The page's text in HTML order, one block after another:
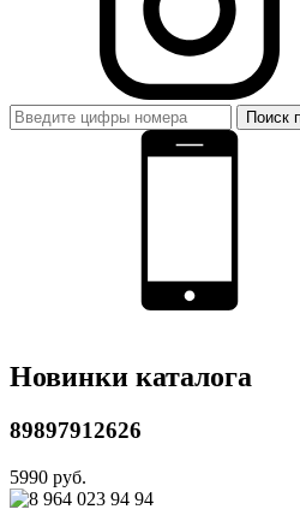
Поиск
Новинки каталога
89897912626
5990 руб.